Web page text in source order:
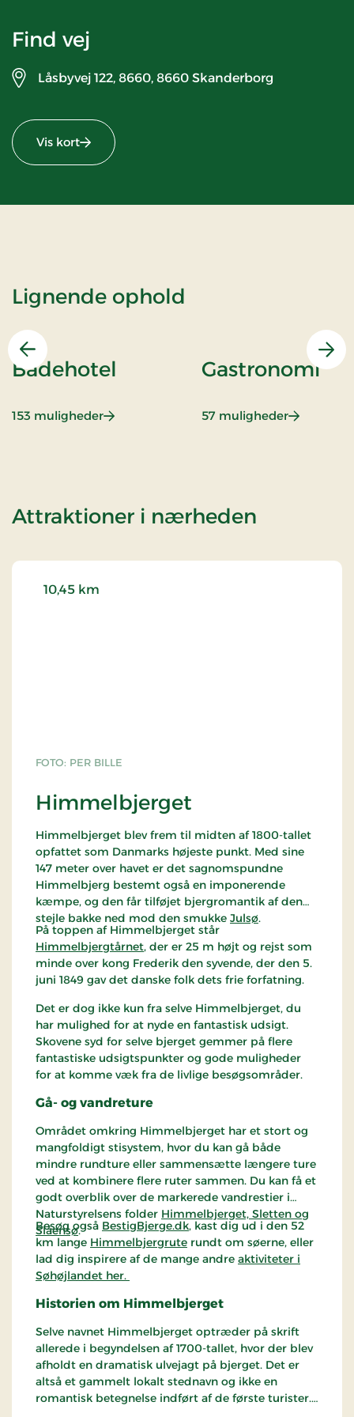
Find vej
Låsbyvej 122, 8660, 8660 Skanderborg
Vis kort
Lignende ophold
Forrige
Badehotel
153 muligheder: Badehotel
Gastronomi
57 muligheder:
Attraktioner i nærheden
FOTO: PER BILLE
Himmelbjerget
10,45 km
Himmelbjerget blev frem til midten af 1800-tallet
opfattet som Danmarks højeste punkt. Med sine
147 meter over havet er det sagnomspundne
Himmelbjerg bestemt også en imponerende
kæmpe, og den får tilføjet bjergromantik af den
stejle bakke ned mod den smukke Julsø.
På toppen af Himmelbjerget står
Himmelbjergtårnet, der er 25 m højt og rejst som
minde over kong Frederik den syvende, der den 5.
juni 1849 gav det danske folk dets frie forfatning.
Det er dog ikke kun fra selve Himmelbjerget, du
har mulighed for at nyde en fantastisk udsigt.
Skovene syd for selve bjerget gemmer på flere
fantastiske udsigtspunkter og gode muligheder
for at komme væk fra de livlige besøgsområder.
Gå- og vandreture
Området omkring Himmelbjerget har et stort og
mangfoldigt stisystem, hvor du kan gå både
mindre rundture eller sammensætte længere ture
ved at kombinere flere ruter sammen. Du kan få et
godt overblik over de markerede vandrestier i
Naturstyrelsens folder Himmelbjerget, Sletten og
Slåensø.
Besøg også BestigBjerge.dk, kast dig ud i den 52
km lange Himmelbjergrute rundt om søerne, eller
lad dig inspirere af de mange andre aktiviteter i
Søhøjlandet her.
Historien om Himmelbjerget
Selve navnet Himmelbjerget optræder på skrift
allerede i begyndelsen af 1700-tallet, hvor der blev
afholdt en dramatisk ulvejagt på bjerget. Det er
altså et gammelt lokalt stednavn og ikke en
romantisk betegnelse indført af de første turister.